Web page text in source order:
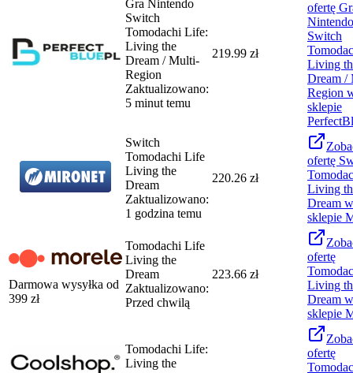
Gra Nintendo
Switch
Tomodachi Life:
Living the
Dream / Multi-
Region
Zaktualizowano:
5 minut temu
219.99 zł
ofertę
Nintendo
Switch
Living
Dream /
Region
sklepie
Switch
Tomodachi Life
Living the
Dream
Zaktualizowano:
1 godzina temu
220.26 zł
ofertę
Living
Dream w
sklepie
Darmowa wysyłka od
399 zł
Tomodachi Life
Living the
Dream
Zaktualizowano:
Przed chwilą
223.66 zł
ofertę
Living
Dream w
sklepie
Tomodachi Life:
Living the
ofertę